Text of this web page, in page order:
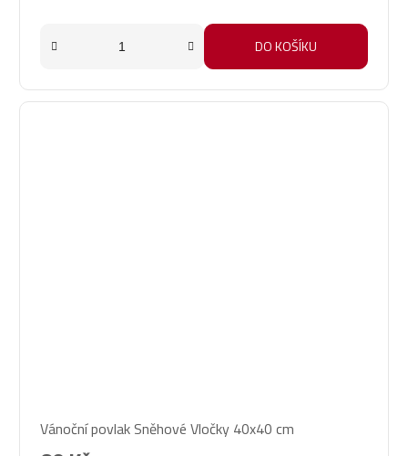
DO KOŠÍKU
hodnocení
produktu
Vánoční povlak Sněhové Vločky 40x40 cm